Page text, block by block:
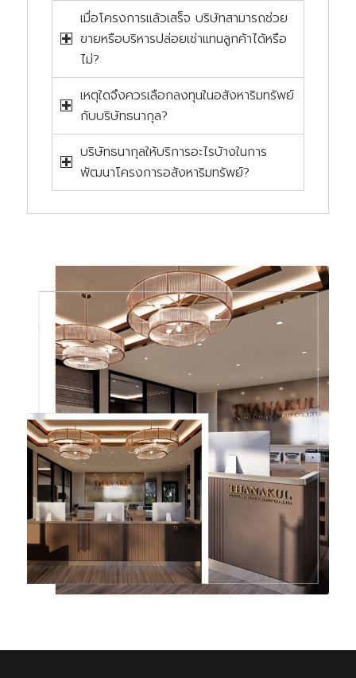
เมื่อโครงการแล้วเสร็จ บริษัทสามารถช่วย
ขายหรือบริหารปล่อยเช่าแทนลูกค้าได้หรือ
ไม่?
เหตุใดจึงควรเลือกลงทุนในอสังหาริมทรัพย์
กับบริษัทธนากุล?
บริษัทธนากุลให้บริการอะไรบ้างในการ
พัฒนาโครงการอสังหาริมทรัพย์?